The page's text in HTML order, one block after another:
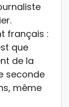
français :
que
de la
seconde
même